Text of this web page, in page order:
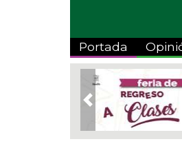
Portada
Previous